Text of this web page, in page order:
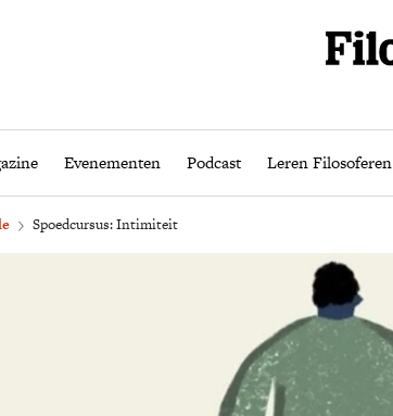
Evenementen Podcast Leren Filosoferen
Home Magazine Evenementen Podcast
Spoedcursus: Intimiteit